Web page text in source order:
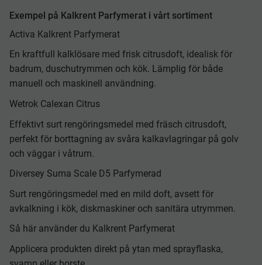
Exempel på Kalkrent Parfymerat i vårt sortiment
Activa Kalkrent Parfymerat
En kraftfull kalklösare med frisk citrusdoft, idealisk för
badrum, duschutrymmen och kök. Lämplig för både
manuell och maskinell användning.
Wetrok Calexan Citrus
Effektivt surt rengöringsmedel med fräsch citrusdoft,
perfekt för borttagning av svåra kalkavlagringar på golv
och väggar i våtrum.
Diversey Suma Scale D5 Parfymerad
Surt rengöringsmedel med en mild doft, avsett för
avkalkning i kök, diskmaskiner och sanitära utrymmen.
Så här använder du Kalkrent Parfymerat
Applicera produkten direkt på ytan med sprayflaska,